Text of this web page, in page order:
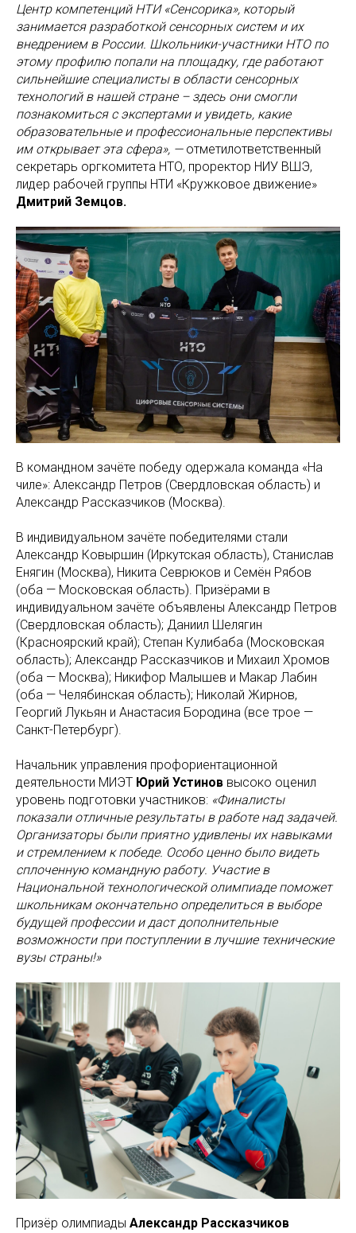
Центр компетенций НТИ «Сенсорика», который
занимается разработкой сенсорных систем и их
внедрением в России. Школьники-участники НТО по
этому профилю попали на площадку, где работают
сильнейшие специалисты в области сенсорных
технологий в нашей стране – здесь они смогли
познакомиться с экспертами и увидеть, какие
образовательные и профессиональные перспективы
им открывает эта сфера», — отметилответственный
секретарь оргкомитета НТО, проректор НИУ ВШЭ,
лидер рабочей группы НТИ «Кружковое движение»
Дмитрий Земцов.
В командном зачёте победу одержала команда «На
чиле»: Александр Петров (Свердловская область) и
Александр Рассказчиков (Москва).
В индивидуальном зачёте победителями стали
Александр Ковыршин (Иркутская область), Станислав
Енягин (Москва), Никита Севрюков и Семён Рябов
(оба — Московская область). Призёрами в
индивидуальном зачёте объявлены Александр Петров
(Свердловская область); Даниил Шелягин
(Красноярский край); Степан Кулибаба (Московская
область); Александр Рассказчиков и Михаил Хромов
(оба — Москва); Никифор Малышев и Макар Лабин
(оба — Челябинская область); Николай Жирнов,
Георгий Лукьян и Анастасия Бородина (все трое —
Санкт-Петербург).
Начальник управления профориентационной
деятельности МИЭТ Юрий Устинов высоко оценил
уровень подготовки участников: «Финалисты
показали отличные результаты в работе над задачей.
Организаторы были приятно удивлены их навыками
и стремлением к победе. Особо ценно было видеть
сплоченную командную работу. Участие в
Национальной технологической олимпиаде поможет
школьникам окончательно определиться в выборе
будущей профессии и даст дополнительные
возможности при поступлении в лучшие технические
вузы страны!»
Призёр олимпиады Александр Рассказчиков